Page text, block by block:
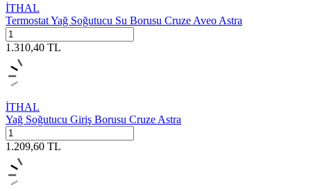
İTHAL
Termostat Yağ Soğutucu Su Borusu Cruze Aveo Astra
1.310,40 TL
İTHAL
Yağ Soğutucu Giriş Borusu Cruze Astra
1.209,60 TL